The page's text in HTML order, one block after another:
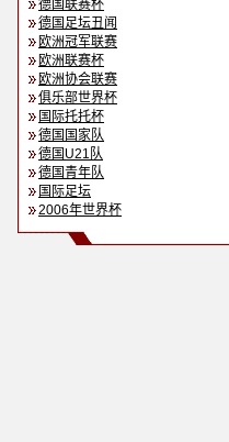
德国联赛杯
德国足坛丑闻
欧洲冠军联赛
欧洲联赛杯
欧洲协会联赛
俱乐部世界杯
国际托托杯
德国国家队
德国U21队
德国青年队
国际足坛
2006年世界杯